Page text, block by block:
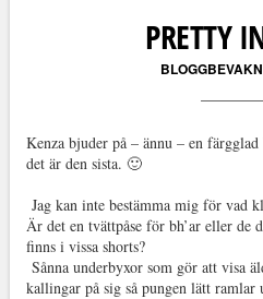
PRETTY
Kenza bjuder på – ännu – en
det är den sista. 🙂
Jag kan inte bestämma mig för vad
Är det en tvättpåse för bh’ar eller de
finns i vissa shorts?
Sånna underbyxor som gör att visa
kallingar på sig så pungen lätt ramlar